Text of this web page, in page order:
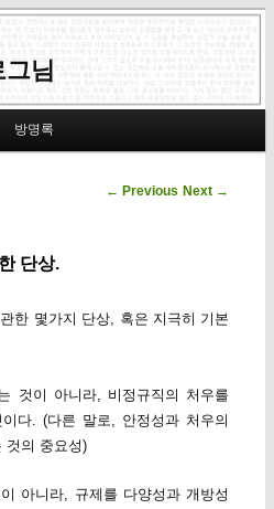
님
방명록
Post navigation
← Previous Next →
단상.
한 몇가지 단상, 혹은 지극히 기본
것이 아니라, 비정규직의 처우를
다. (다른 말로, 안정성과 처우의
것의 중요성)
아니라, 규제를 다양성과 개방성